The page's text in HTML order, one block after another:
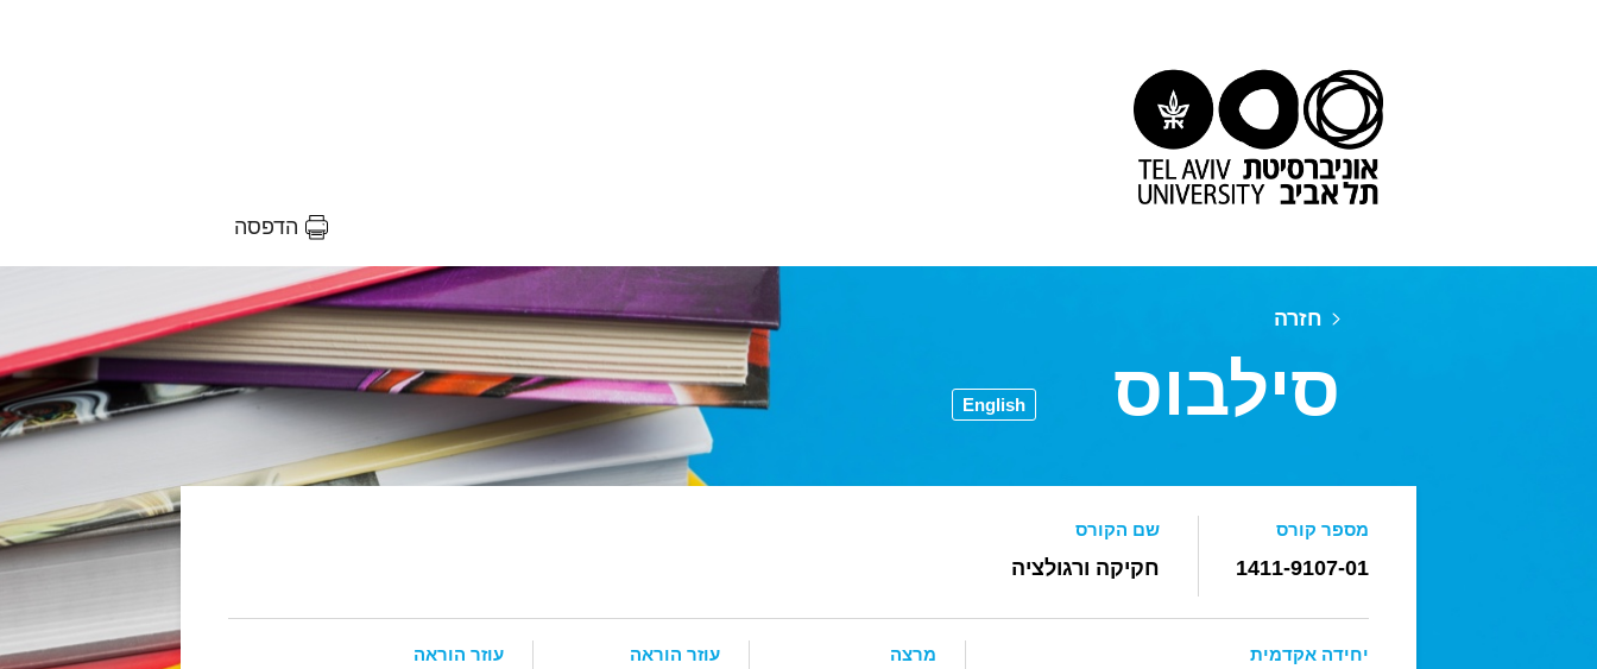
הדפסה
חזרה
סילבוס English
מספר קורס
1411-9107-01
שם הקורס
חקיקה ורגולציה
יחידה אקדמית מרצה עוזר הוראה עוזר הוראה